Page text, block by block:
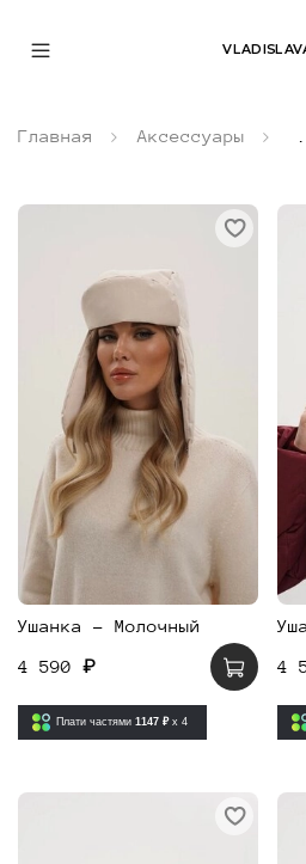
Главная Аксессуары
Ушанка - Молочный
4 590 ₽
Плати частями 1147 ₽ x 4
4